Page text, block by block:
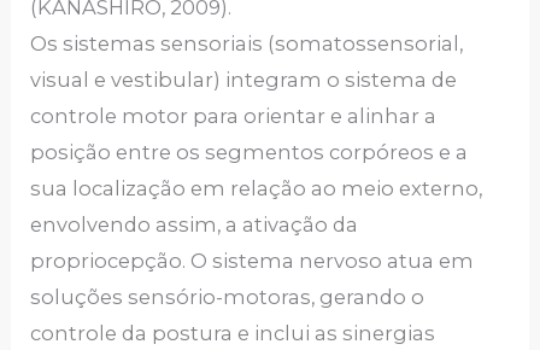
(KANASHIRO, 2009).
Os sistemas sensoriais (somatossensorial,
visual e vestibular) integram o sistema de
controle motor para orientar e alinhar a
posição entre os segmentos corpóreos e a
sua localização em relação ao meio externo,
envolvendo assim, a ativação da
propriocepção. O sistema nervoso atua em
soluções sensório-motoras, gerando o
controle da postura e inclui as sinergias